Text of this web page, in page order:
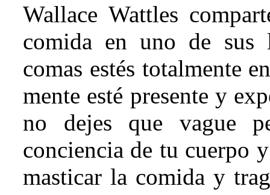
Wallace Wattles
comida en uno de sus
comas estés totalmente
mente esté presente y
no dejes que vague
conciencia de tu cuerpo
masticar la comida y